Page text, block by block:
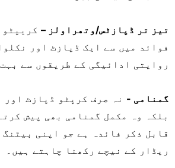
تیز تر ڈپازٹس/وتھراولز –
فوائد میں سے ایک ڈپازٹ اور
روایتی ادائیگی کے طریقوں سے
گمنامی - نہ صرف کرپٹو ڈپازٹ اور
بلکہ وہ مکمل گمنامی بھی پیش
قابل ذکر فائدہ ہے جو اپنی بیٹنگ
ریڈار کے نیچے رکھنا چاہتے ہیں۔